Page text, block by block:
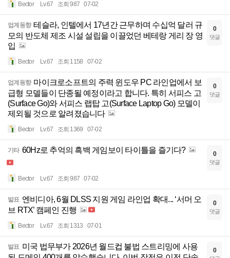
Bector Lv.67 조회 987 07-02
업계동향 테슬라, 인텔에서 17년간 근무하며 수십억 달러 규
모의 반도체 제조 시설 설립을 이끌었던 베테랑 게리 장 영
입
Bector Lv.67 조회 1158 07-02
0
댓글
업계동향 마이크로소프트의 주력 윈도우 PC 라인업에서 보
급형 모델들이 단종될 예정이라고 합니다. 특히 서피스 고
(Surface Go)와 서피스 랩탑 고(Surface Laptop Go) 모델이
제외될 것으로 알려졌습니다
Bector Lv.67 조회 1369 07-02
0
댓글
기타 60Hz로 추억의 흑백 게임보이 타이틀을 즐기다?
Bector Lv.67 조회 987 07-02
0
댓글
발표 엔비디아, 6월 DLSS 지원 게임 라인업 확대... ‘서머 오
브 RTX’ 캠페인 진행
Bector Lv.67 조회 1313 07-01
0
댓글
발표 미국 법무부가 2026년 월드컵 불법 스트리밍에 사용
0